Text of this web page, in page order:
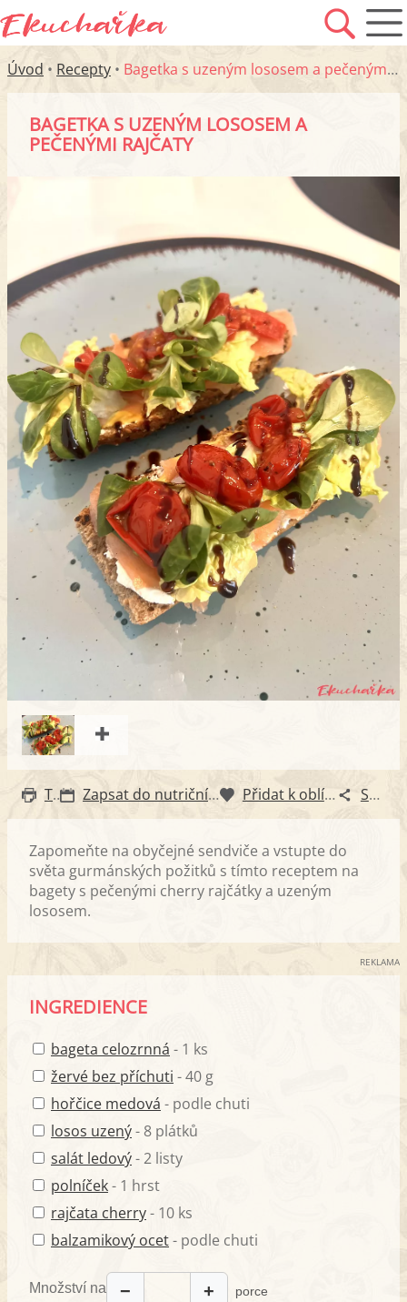
Úvod • Recepty • Bagetka s uzeným lososem a pečenými rajčaty
BAGETKA S UZENÝM LOSOSEM A
PEČENÝMI RAJČATY
Tisk Zapsat do nutričního diáře Přidat k oblíbeným Sdílet
Zapomeňte na obyčejné sendviče a vstupte do
světa gurmánských požitků s tímto receptem na
bagety s pečenými cherry rajčátky a uzeným
lososem.
REKLAMA
INGREDIENCE
bageta celozrnná - 1 ks
žervé bez příchuti - 40 g
hořčice medová - podle chuti
losos uzený- 8 plátků
salát ledový- 2 listy
polníček- 1 hrst
rajčata cherry- 10 ks
balzamikový ocet- podle chuti
Množství na − + porce